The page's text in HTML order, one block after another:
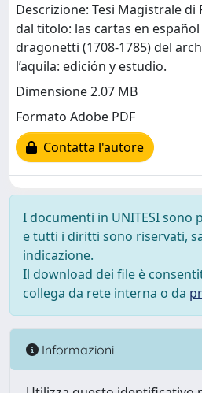
Descrizione: Tesi Magistrale di
dal titolo: las cartas en
dragonetti (1708-1785) del
l’aquila: edición y estudio.
Dimensione 2.07 MB
Formato Adobe PDF
Contatta l'autore
I documenti in UNITESI
e tutti i diritti sono riservati,
indicazione.
Il download dei file è
collega da rete interna o da
Informazioni